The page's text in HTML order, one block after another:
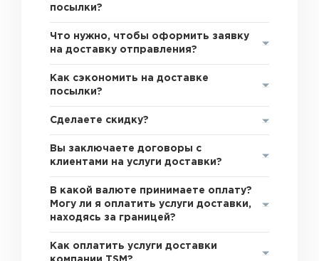
посылки?
Что нужно, чтобы оформить заявку
на доставку отправления?
Как сэкономить на доставке
посылки?
Сделаете скидку?
Вы заключаете договоры с
клиентами на услуги доставки?
В какой валюте принимаете оплату?
Могу ли я оплатить услуги доставки,
находясь за границей?
Как оплатить услуги доставки